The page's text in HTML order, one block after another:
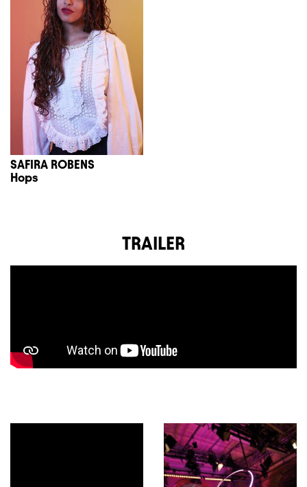
SAFIRA ROBENS
Hops
TRAILER